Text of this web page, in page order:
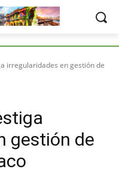
irregularidades en gestión de
gestión de